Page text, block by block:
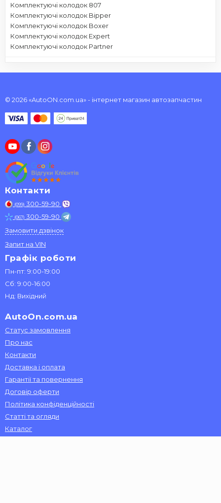
Комплектуючі колодок 807
Комплектуючі колодок Bipper
Комплектуючі колодок Boxer
Комплектуючі колодок Expert
Комплектуючі колодок Partner
© 2026 «AutoON.com.ua» - інтернет магазин автозапчастин
Контакти
(099) 300-59-90
(067) 300-59-90
Замовити дзвінок
Запит на VIN
Графік роботи
Пн-пт: 9:00-19:00
Сб: 9:00-16:00
Нд: Вихідний
AutoOn.com.ua
Статус замовлення
Про нас
Контакти
Доставка і оплата
Гарантії та повернення
Договір оферти
Політика конфіденційності
Статті та огляди
Каталог